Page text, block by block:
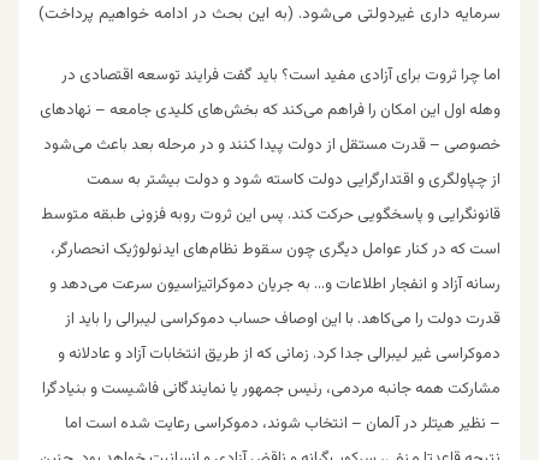
سرمایه‌ داری غیردولتی می‌شود. (به این بحث در ادامه خواهیم پرداخت)
اما چرا ثروت برای آزادی مفید است؟ باید گفت فرایند توسعه اقتصادی در
وهله اول این امکان را فراهم می‌کند که بخش‌های کلیدی جامعه – نهادهای
خصوصی – قدرت مستقل از دولت پیدا کنند و در مرحله بعد باعث می‌شود
از چپاولگری و اقتدارگرایی دولت کاسته شود و دولت بیشتر به سمت
قانونگرایی و پاسخگویی حرکت کند. پس این ثروت روبه فزونی طبقه متوسط
است که در کنار عوامل دیگری چون سقوط نظام‌های ایدئولوژیک انحصارگر،
رسانه آزاد و انفجار اطلا‌عات و… به جریان دموکراتیزاسیون سرعت می‌دهد و
قدرت دولت را می‌کاهد. با این اوصاف حساب دموکراسی لیبرالی را باید از
دموکراسی غیر لیبرالی جدا کرد. زمانی که از طریق انتخابات آزاد و عادلا‌نه و
مشارکت همه جانبه مردمی، رئیس ‌جمهور یا نمایندگانی فاشیست و بنیادگرا
– نظیر هیتلر در آلمان – انتخاب شوند، دموکراسی رعایت شده است اما